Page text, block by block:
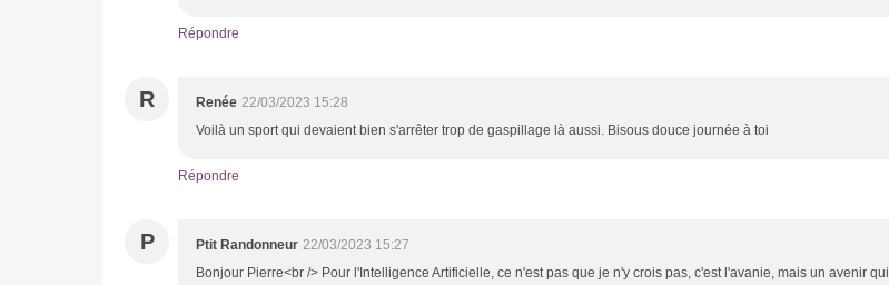
Répondre
R Renée 22/03/2023 15:28
Voilà un sport qui devaient bien s'arrêter trop de gaspillage là aussi. Bisous douce journée à toi
Répondre
P Ptit Randonneur 22/03/2023 15:27
Bonjour Pierre<br /> Pour l'Intelligence Artificielle, ce n'est pas que je n'y crois pas, c'est l'avanie, mais un avenir qui